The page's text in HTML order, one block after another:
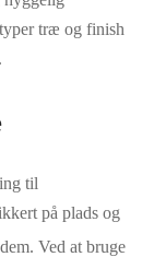
træ og finish
til
på plads og
Ved at bruge